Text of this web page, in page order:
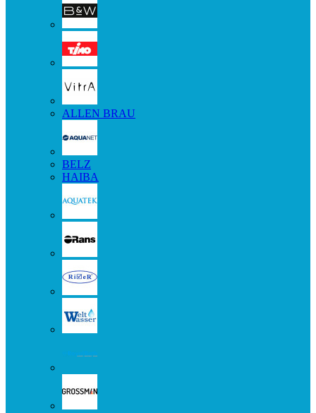
ALLEN BRAU
BELZ
HAIBA